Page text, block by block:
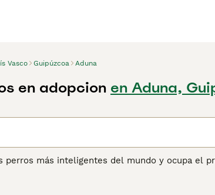
Vasco Guipúzcoa Aduna
en adopcion en Aduna,
perros más inteligentes del mundo y ocupa el
perro de trabajo y de compañía,